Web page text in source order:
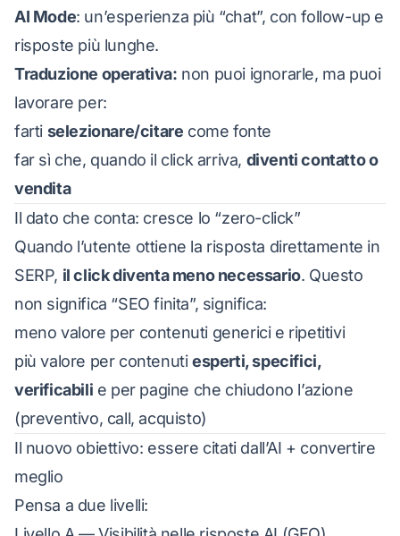
AI Mode: un’esperienza più “chat”, con follow-up e
risposte più lunghe.
Traduzione operativa: non puoi ignorarle, ma puoi
lavorare per:
farti selezionare/citare come fonte
far sì che, quando il click arriva, diventi contatto o
vendita
Il dato che conta: cresce lo “zero-click”
Quando l’utente ottiene la risposta direttamente in
SERP, il click diventa meno necessario. Questo
non significa “SEO finita”, significa:
meno valore per contenuti generici e ripetitivi
più valore per contenutiesperti, specifici,
verificabili e per pagine che chiudono l’azione
(preventivo, call, acquisto)
Il nuovo obiettivo: essere citati dall’AI + convertire
meglio
Pensa a due livelli: